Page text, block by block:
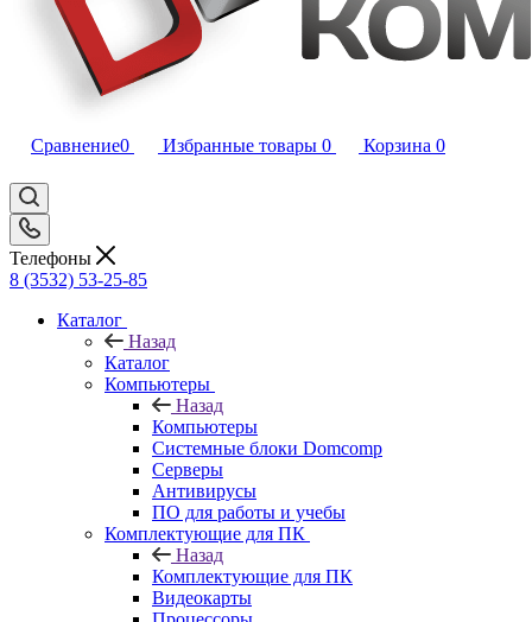
Сравнение0 Избранные товары 0 Корзина 0
Телефоны
8 (3532) 53-25-85
Каталог
Назад
Каталог
Компьютеры
Назад
Компьютеры
Системные блоки Domcomp
Серверы
Антивирусы
ПО для работы и учебы
Комплектующие для ПК
Назад
Комплектующие для ПК
Видеокарты